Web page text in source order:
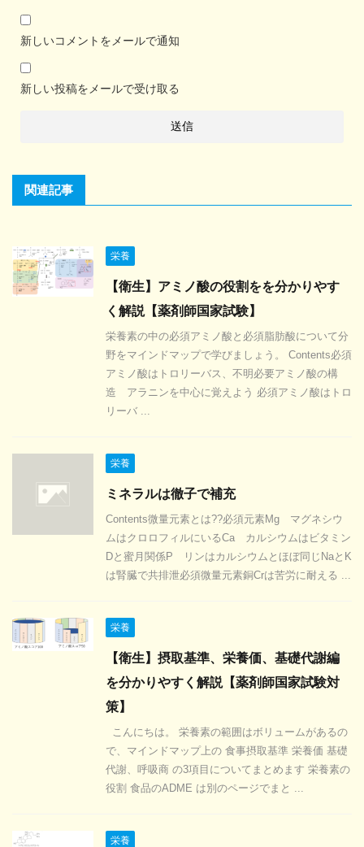
新しいコメントをメールで通知
新しい投稿をメールで受け取る
関連記事
栄養
【衛生】アミノ酸の役割をを分かりやす
く解説【薬剤師国家試験】
栄養素の中の必須アミノ酸と必須脂肪酸について分
野をマインドマップで学びましょう。 Contents必須
アミノ酸はトロリーバス、不明必要アミノ酸の構
造 アラニンを中心に覚えよう 必須アミノ酸はトロ
リーバ ...
栄養
ミネラルは徹子で補充
Contents微量元素とは??必須元素Mg マグネシウ
ムはクロロフィルにいるCa カルシウムはビタミン
Dと蜜月関係P リンはカルシウムとほぼ同じNaとK
は腎臓で共排泄必須微量元素銅Crは苦労に耐える ...
栄養
【衛生】摂取基準、栄養価、基礎代謝編
を分かりやすく解説【薬剤師国家試験対
策】
こんにちは。 栄養素の範囲はボリュームがあるの
で、マインドマップ上の 食事摂取基準 栄養価 基礎
代謝、呼吸商 の3項目についてまとめます 栄養素の
役割 食品のADME は別のページでまと ...
栄養